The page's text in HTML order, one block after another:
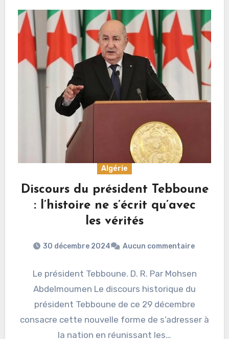
Algérie
Discours du président Tebboune
: l’histoire ne s’écrit qu’avec
les vérités
30 décembre 2024 Aucun commentaire
Le président Tebboune. D. R. Par Mohsen
Abdelmoumen Le discours historique du
président Tebboune de ce 29 décembre
consacre cette nouvelle forme de s’adresser à
la nation en réunissant les…